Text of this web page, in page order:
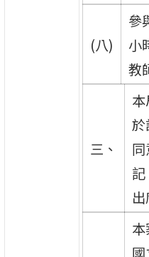
(八)
參
小
教
三、